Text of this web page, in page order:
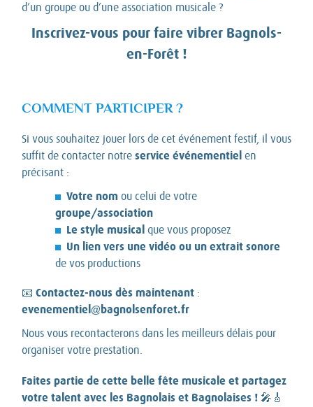
d’un groupe ou d’une association musicale ?
Inscrivez-vous pour faire vibrer Bagnols-
en-Forêt !
COMMENT PARTICIPER ?
Si vous souhaitez jouer lors de cet événement festif, il vous
suffit de contacter notre service événementiel en
précisant :
Votre nom ou celui de votre
groupe/association
Le style musical que vous proposez
Un lien vers une vidéo ou un extrait sonore
de vos productions
📧 Contactez-nous dès maintenant :
evenementiel@bagnolsenforet.fr
Nous vous recontacterons dans les meilleurs délais pour
organiser votre prestation.
Faites partie de cette belle fête musicale et partagez
votre talent avec les Bagnolais et Bagnolaises ! 🎤🎸